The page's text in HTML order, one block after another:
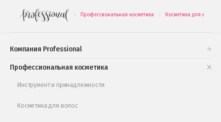
. Профессиональная косметика . Косметика для волос
Компания Professional
Профессиональная косметика
Инструмент и принадлежности
Косметика для волос
Подарочные наборы
Обучающее видео